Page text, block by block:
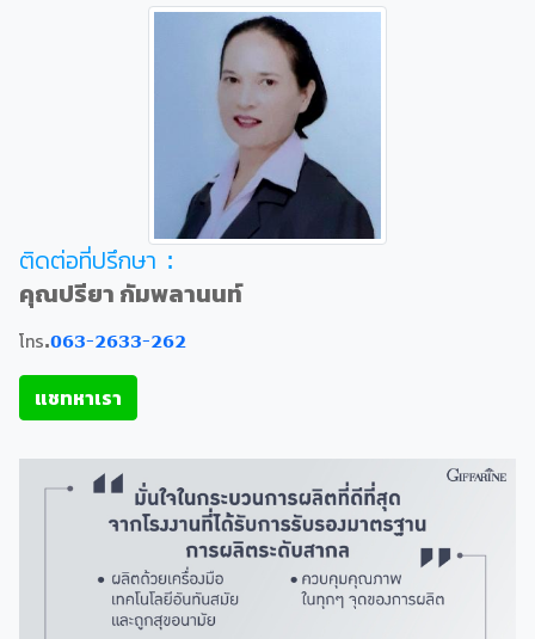
ติดต่อที่ปรึกษา :
คุณปรียา กัมพลานนท์
โทร.063-2633-262
แชทหาเรา